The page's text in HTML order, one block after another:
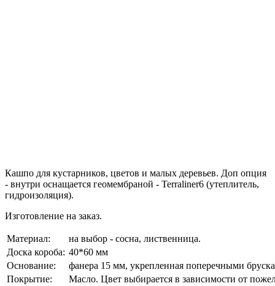
Кашпо для кустарников, цветов и малых деревьев. Доп опция
- внутри оснащается геомембраной - Terraliner6 (утеплитель,
гидроизоляция).
Изготовление на заказ.
Материал:
на выбор - сосна, лиственница.
Доска короба: 40*60 мм
Основание:
фанера 15 мм, укрепленная поперечными
Покрытие:
Масло. Цвет выбирается в зависимости от